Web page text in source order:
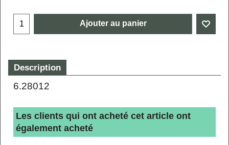
Ajouter au panier
Description
6.28012
Les clients qui ont acheté cet article ont
également acheté